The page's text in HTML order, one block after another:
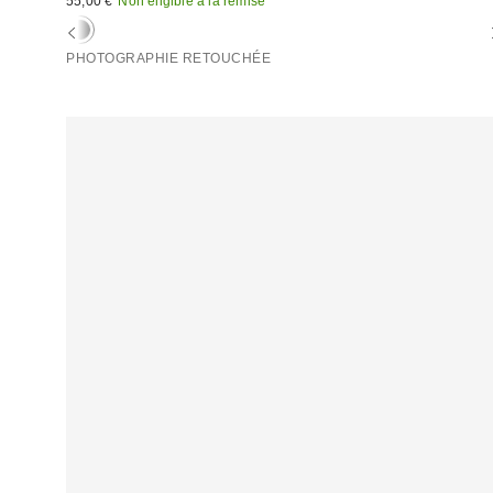
PHOTOGRAPHIE RETOUCHÉE